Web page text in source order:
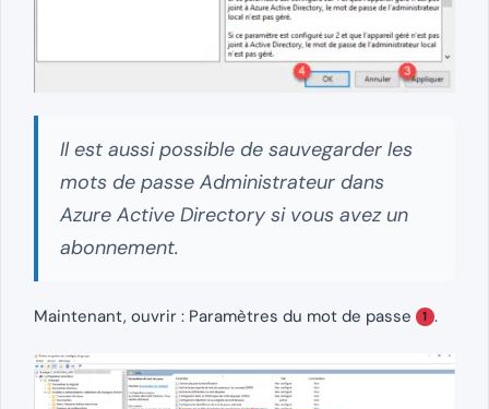
Il est aussi possible de sauvegarder les
mots de passe Administrateur dans
Azure Active Directory si vous avez un
abonnement.
Maintenant, ouvrir : Paramètres du mot de passe 1 .